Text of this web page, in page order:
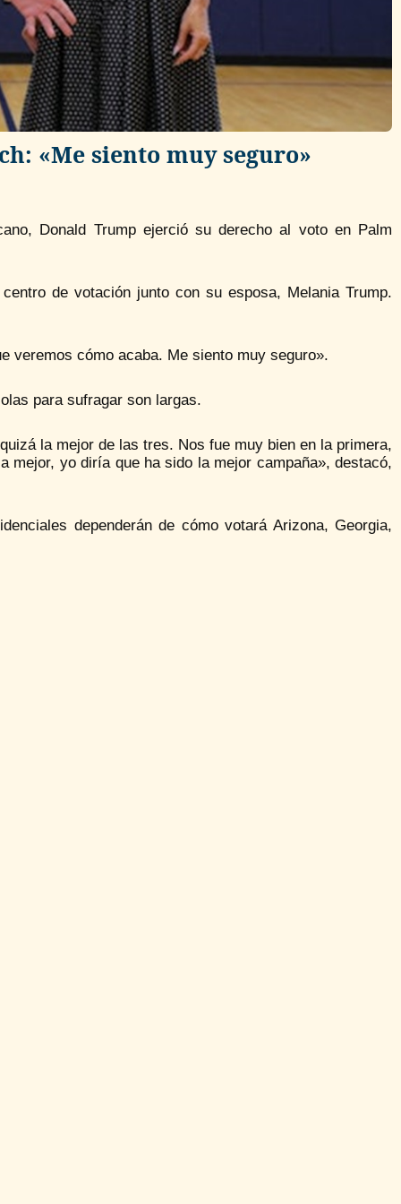
«Me siento muy seguro»
Donald Trump ejerció su derecho al voto en Palm
de votación junto con su esposa, Melania Trump.
veremos cómo acaba. Me siento muy seguro».
para sufragar son largas.
la mejor de las tres. Nos fue muy bien en la primera,
mejor, yo diría que ha sido la mejor campaña», destacó,
dependerán de cómo votará Arizona, Georgia,